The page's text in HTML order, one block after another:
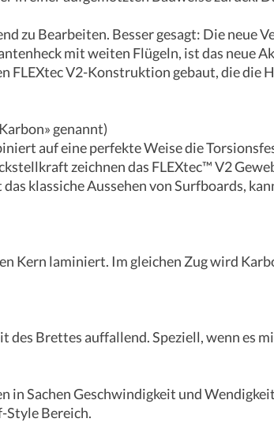
zu Bearbeiten. Besser gesagt: Die
mit weiten Flügeln, ist das neue
FLEXtec V2-Konstruktion gebaut, die die
genannt)
auf eine perfekte Weise die
zeichnen das FLEXtec™ V2
klassiche Aussehen von Surfboards,
Kern laminiert. Im gleichen Zug wird
Brettes auffallend. Speziell, wenn es
Sachen Geschwindigkeit und
Bereich.